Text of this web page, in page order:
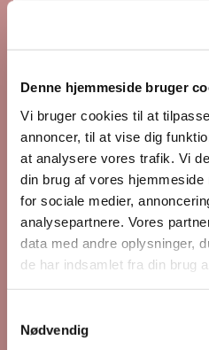
Denne hjemmeside bruger
Vi bruger cookies til at
annoncer, til at vise dig
at analysere vores trafik. Vi
din brug af vores
for sociale medier,
analysepartnere. Vores
data med andre oplysninger,
de har indsamlet fra din brug
Nødvendig
I fredagssalonen er der
at strikke og skabe
strikkere. Alle er
skal hjælpe dig i gang. Så
få nogle hyggelige
andre strikkere.
Har du spørgsmål, kan
på tlf. 46148182.